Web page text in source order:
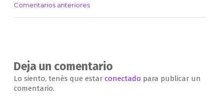
Navegación
Comentarios anteriores
Deja un comentario
Lo siento, tenés que estar conectado para publicar un
comentario.